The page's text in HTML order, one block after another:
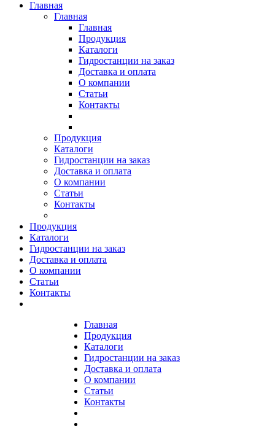
Главная
Главная
Главная
Продукция
Каталоги
Гидростанции на заказ
Доставка и оплата
О компании
Статьи
Контакты
Продукция
Каталоги
Гидростанции на заказ
Доставка и оплата
О компании
Статьи
Контакты
Продукция
Каталоги
Гидростанции на заказ
Доставка и оплата
О компании
Статьи
Контакты
Главная
Продукция
Каталоги
Гидростанции на заказ
Доставка и оплата
О компании
Статьи
Контакты